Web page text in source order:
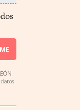
datos